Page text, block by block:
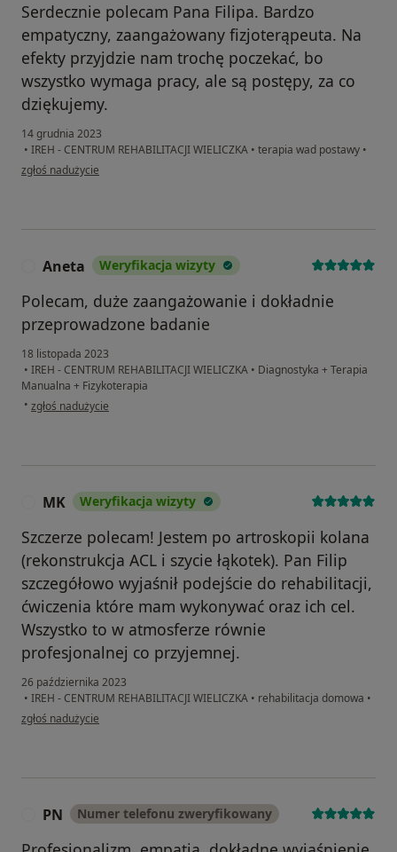
Serdecznie polecam Pana Filipa. Bardzo
empatyczny, zaangażowany fizjoterąpeuta. Na
efekty przyjdzie nam trochę poczekać, bo
wszystko wymaga pracy, ale są postępy, za co
dziękujemy.
14 grudnia 2023
• IREH - CENTRUM REHABILITACJI WIELICZKA • terapia wad postawy •
w opinii użytkownika Renata
zgłoś nadużycie
Aneta Weryfikacja wizyty
Polecam, duże zaangażowanie i dokładnie
przeprowadzone badanie
18 listopada 2023
• IREH - CENTRUM REHABILITACJI WIELICZKA • Diagnostyka + Terapia
Manualna + Fizykoterapia
• w opinii użytkownika Aneta
zgłoś nadużycie
MK Weryfikacja wizyty
Szczerze polecam! Jestem po artroskopii kolana
(rekonstrukcja ACL i szycie łąkotek). Pan Filip
szczegółowo wyjaśnił podejście do rehabilitacji,
ćwiczenia które mam wykonywać oraz ich cel.
Wszystko to w atmosferze równie
profesjonalnej co przyjemnej.
26 października 2023
• IREH - CENTRUM REHABILITACJI WIELICZKA • rehabilitacja domowa •
w opinii użytkownika MK
zgłoś nadużycie
PN Numer telefonu zweryfikowany